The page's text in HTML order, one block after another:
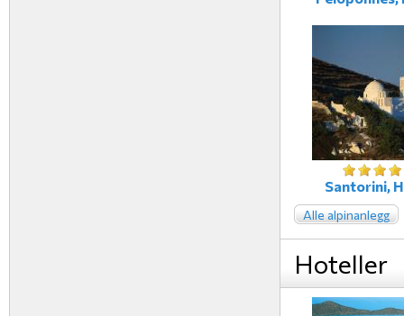
Santorini,
Alle alpinanlegg
Hoteller